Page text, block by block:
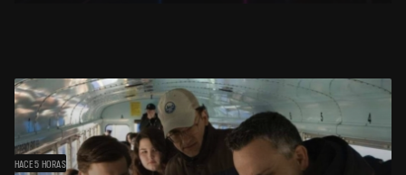
HACE 5 HORAS